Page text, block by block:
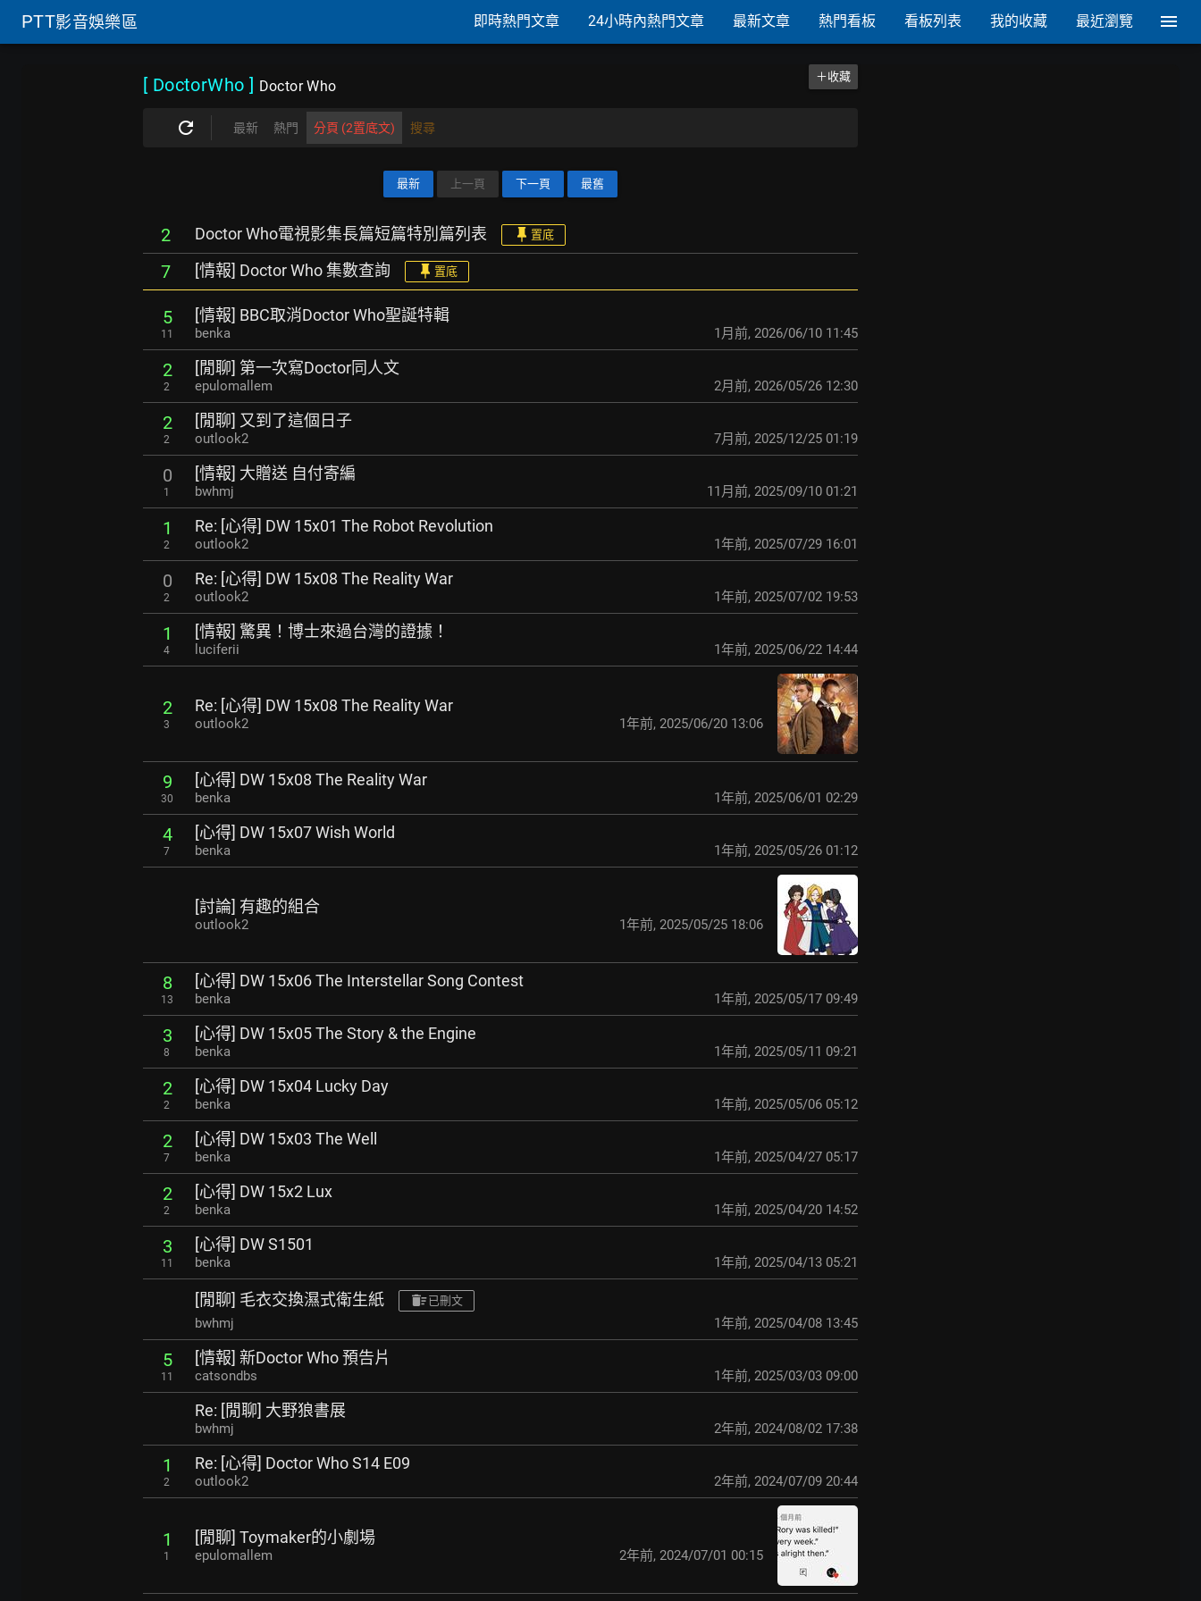
PTT影音娛樂區 即時熱門文章 24小時內熱門文章 最新文章 熱門看板 看板列表 我的收藏 最近瀏覽
[ DoctorWho ] Doctor Who
＋收藏
最新 熱門 分頁 (2置底文) 搜尋
最新 上一頁 下一頁 最舊
2 Doctor Who電視影集長篇短篇特別篇列表 置底
7 [情報] Doctor Who 集數查詢 置底
5
11
[情報] BBC取消Doctor Who聖誕特輯
benka 1月前, 2026/06/10 11:45
2
2
[閒聊] 第一次寫Doctor同人文
epulomallem 2月前, 2026/05/26 12:30
2
2
[閒聊] 又到了這個日子
outlook2 7月前, 2025/12/25 01:19
0
1
[情報] 大贈送 自付寄編
bwhmj 11月前, 2025/09/10 01:21
1
2
Re: [心得] DW 15x01 The Robot Revolution
outlook2 1年前, 2025/07/29 16:01
0
2
Re: [心得] DW 15x08 The Reality War
outlook2 1年前, 2025/07/02 19:53
1
4
[情報] 驚異！博士來過台灣的證據！
luciferii 1年前, 2025/06/22 14:44
2
3
Re: [心得] DW 15x08 The Reality War
outlook2 1年前, 2025/06/20 13:06
9
30
[心得] DW 15x08 The Reality War
benka 1年前, 2025/06/01 02:29
4
7
[心得] DW 15x07 Wish World
benka 1年前, 2025/05/26 01:12
[討論] 有趣的組合
outlook2 1年前, 2025/05/25 18:06
8
13
[心得] DW 15x06 The Interstellar Song Contest
benka 1年前, 2025/05/17 09:49
3
8
[心得] DW 15x05 The Story & the Engine
benka 1年前, 2025/05/11 09:21
2
2
[心得] DW 15x04 Lucky Day
benka 1年前, 2025/05/06 05:12
2
7
[心得] DW 15x03 The Well
benka 1年前, 2025/04/27 05:17
2
2
[心得] DW 15x2 Lux
benka 1年前, 2025/04/20 14:52
3
11
[心得] DW S1501
benka 1年前, 2025/04/13 05:21
[閒聊] 毛衣交換濕式衛生紙 已刪文
bwhmj 1年前, 2025/04/08 13:45
5
11
[情報] 新Doctor Who 預告片
catsondbs 1年前, 2025/03/03 09:00
Re: [閒聊] 大野狼書展
bwhmj 2年前, 2024/08/02 17:38
1
2
Re: [心得] Doctor Who S14 E09
outlook2 2年前, 2024/07/09 20:44
1
1
[閒聊] Toymaker的小劇場
epulomallem 2年前, 2024/07/01 00:15